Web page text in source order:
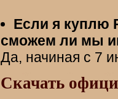
Если я куплю
сможем ли мы
Да, начиная с 7
Скачать